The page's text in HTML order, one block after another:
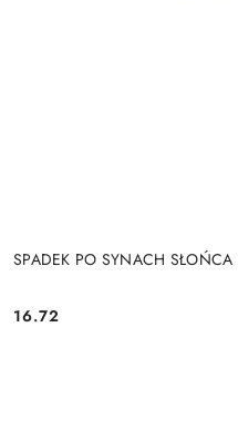
SPADEK PO SYNACH SŁOŃCA
Cena:
16.72